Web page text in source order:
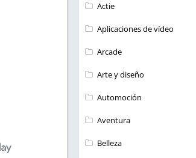
Actie
Aplicaciones de vídeo
Arcade
Arte y diseño
Automoción
Aventura
Belleza